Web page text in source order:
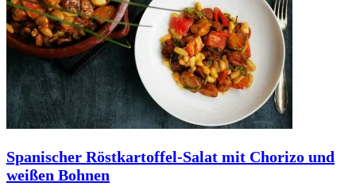
Spanischer Röstkartoffel-Salat mit Chorizo und
weißen Bohnen